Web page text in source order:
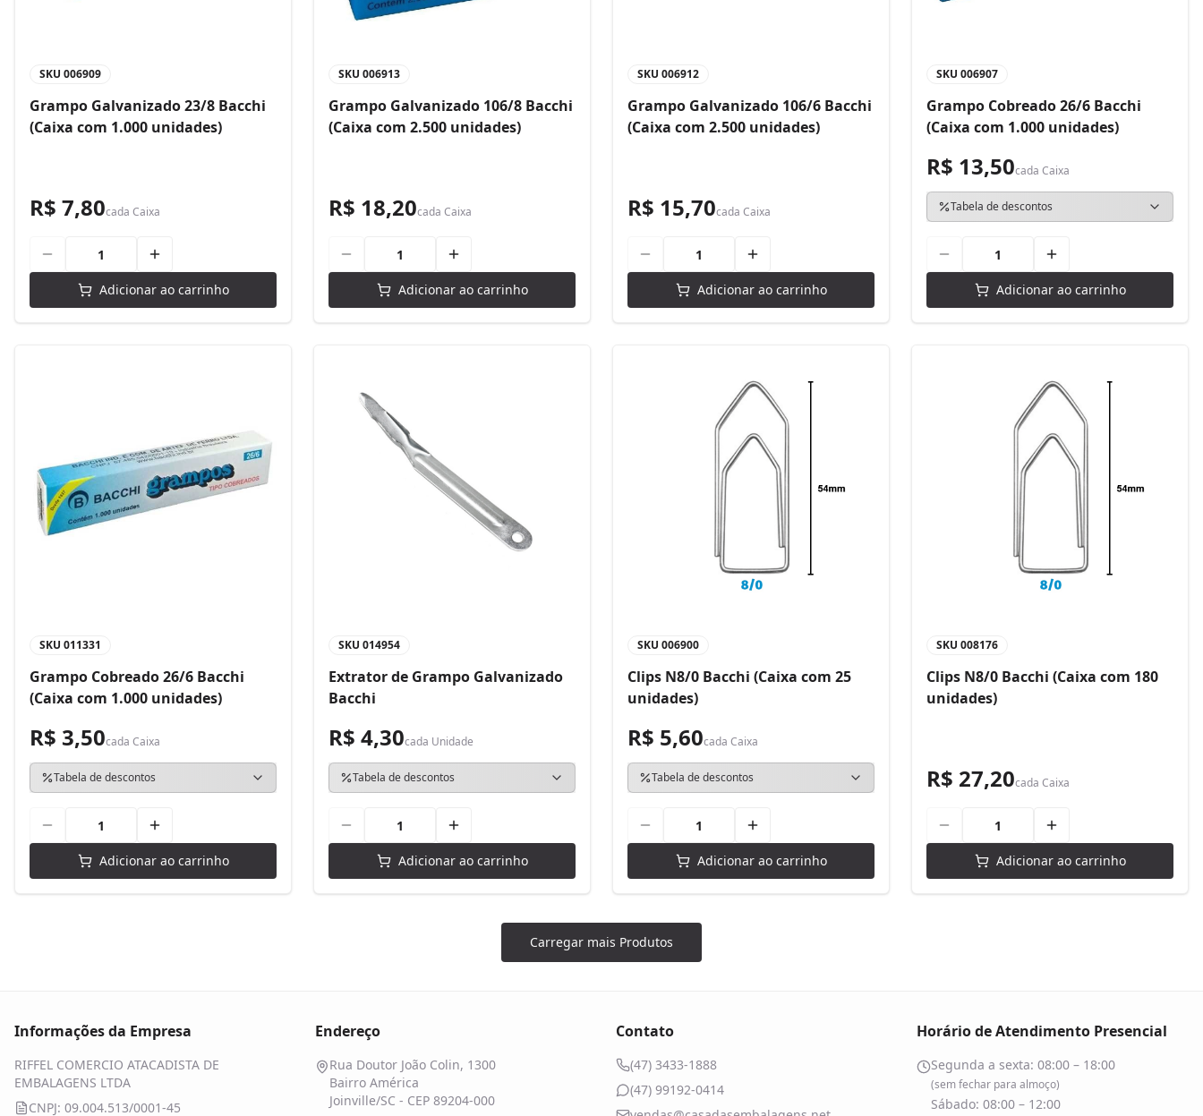
SKU 006909
Grampo Galvanizado 23/8 Bacchi
(Caixa com 1.000 unidades)
R$ 7,80cada Caixa
Adicionar ao carrinho
SKU 006913
Grampo Galvanizado 106/8 Bacchi
(Caixa com 2.500 unidades)
R$ 18,20cada Caixa
Adicionar ao carrinho
SKU 006912
Grampo Galvanizado 106/6 Bacchi
(Caixa com 2.500 unidades)
R$ 15,70cada Caixa
Adicionar ao carrinho
SKU 006907
Grampo Cobreado 26/6 Bacchi
(Caixa com 1.000 unidades)
R$ 13,50cada Caixa
Tabela de descontos
Adicionar ao carrinho
SKU 011331
Grampo Cobreado 26/6 Bacchi
(Caixa com 1.000 unidades)
R$ 3,50cada Caixa
Tabela de descontos
Adicionar ao carrinho
SKU 014954
Extrator de Grampo Galvanizado
Bacchi
R$ 4,30cada Unidade
Tabela de descontos
Adicionar ao carrinho
SKU 006900
Clips N8/0 Bacchi (Caixa com 25
unidades)
R$ 5,60cada Caixa
Tabela de descontos
Adicionar ao carrinho
SKU 008176
Clips N8/0 Bacchi (Caixa com 180
unidades)
R$ 27,20cada Caixa
Adicionar ao carrinho
Carregar mais Produtos
Informações da Empresa
RIFFEL COMERCIO ATACADISTA DE
EMBALAGENS LTDA
CNPJ: 09.004.513/0001-45
Endereço
Rua Doutor João Colin, 1300
Bairro América
Joinville/SC - CEP 89204-000
Contato
(47) 3433-1888
(47) 99192-0414
Horário de Atendimento Presencial
Segunda a sexta: 08:00 – 18:00
(sem fechar para almoço)
Sábado: 08:00 – 12:00